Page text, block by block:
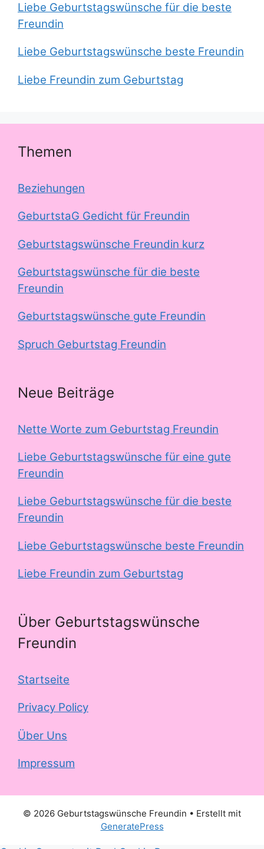
Liebe Geburtstagswünsche für die beste
Freundin
Liebe Geburtstagswünsche beste Freundin
Liebe Freundin zum Geburtstag
Themen
Beziehungen
GeburtstaG Gedicht für Freundin
Geburtstagswünsche Freundin kurz
Geburtstagswünsche für die beste
Freundin
Geburtstagswünsche gute Freundin
Spruch Geburtstag Freundin
Neue Beiträge
Nette Worte zum Geburtstag Freundin
Liebe Geburtstagswünsche für eine gute
Freundin
Liebe Geburtstagswünsche für die beste
Freundin
Liebe Geburtstagswünsche beste Freundin
Liebe Freundin zum Geburtstag
Über Geburtstagswünsche
Freundin
Startseite
Privacy Policy
Über Uns
Impressum
© 2026 Geburtstagswünsche Freundin • Erstellt mit
GeneratePress